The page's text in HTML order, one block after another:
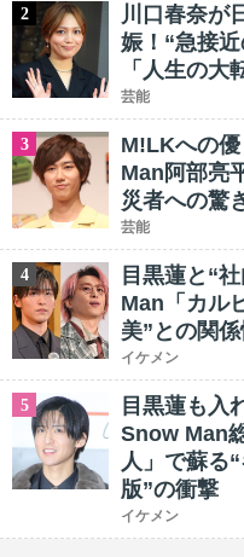
2
川口春奈が
娠！“急接
「人生の大
芸能
3
M!LKへの
Man阿部亮
災者への驚
芸能
4
目黒蓮と“
Man「カル
美”との関
イケメン
5
目黒蓮も入
Snow Man
人」で蘇る
版”の衝撃
イケメン